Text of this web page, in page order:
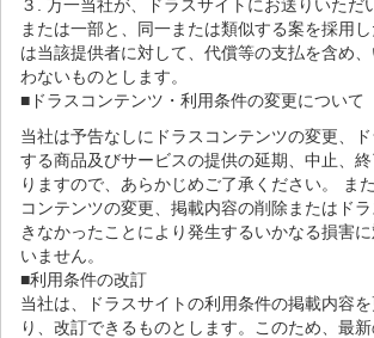
３. 万一当社が、ドラスサイトにお送りいただ
または一部と、同一または類似する案を採用
は当該提供者に対して、代償等の支払を含め
わないものとします。
■ドラスコンテンツ・利用条件の変更について
当社は予告なしにドラスコンテンツの変更、
する商品及びサービスの提供の延期、中止、
りますので、あらかじめご了承ください。 ま
コンテンツの変更、掲載内容の削除またはド
きなかったことにより発生するいかなる損害
いません。
■利用条件の改訂
当社は、ドラスサイトの利用条件の掲載内容
り、改訂できるものとします。このため、最